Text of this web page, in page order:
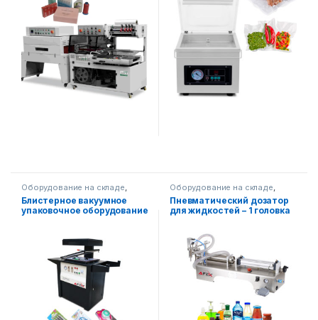
Оборудование на складе,
Упаковочное оборудование
Блистерное вакуумное
упаковочное оборудование
Оборудование на складе,
Упаковочное оборудование
Диспенсерное оборудование
Пневматический дозатор
для жидкостей – 1 головка